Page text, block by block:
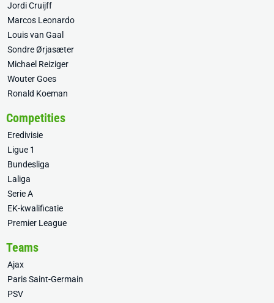
Jordi Cruijff
Marcos Leonardo
Louis van Gaal
Sondre Ørjasæter
Michael Reiziger
Wouter Goes
Ronald Koeman
Competities
Eredivisie
Ligue 1
Bundesliga
Laliga
Serie A
EK-kwalificatie
Premier League
Teams
Ajax
Paris Saint-Germain
PSV